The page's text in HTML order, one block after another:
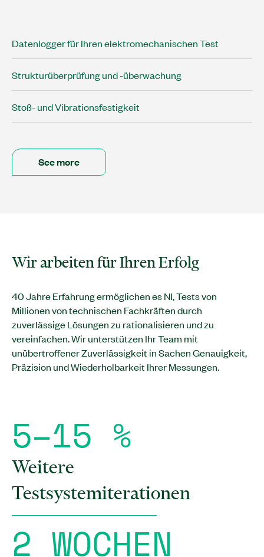
Datenlogger für Ihren elektromechanischen Test
Strukturüberprüfung und -überwachung
Stoß- und Vibrationsfestigkeit
See more
Wir arbeiten für Ihren Erfolg
40 Jahre Erfahrung ermöglichen es NI, Tests von
Millionen von technischen Fachkräften durch
zuverlässige Lösungen zu rationalisieren und zu
vereinfachen. Wir unterstützen Ihr Team mit
unübertroffener Zuverlässigkeit in Sachen Genauigkeit,
Präzision und Wiederholbarkeit Ihrer Messungen.
5–15 %
Weitere
Testsystemiterationen
2 WOCHEN